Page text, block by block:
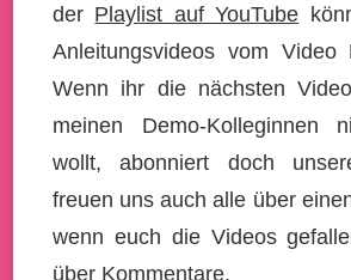
der Playlist auf YouTube
Anleitungsvideos vom Video
Wenn ihr die nächsten
meinen Demo-Kolleginnen
wollt, abonniert doch
freuen uns auch alle über
wenn euch die Videos
über Kommentare.